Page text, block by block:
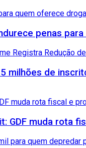
penas
milhões de
GDF muda rota